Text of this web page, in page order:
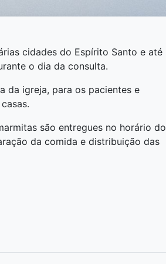
cidades do Espírito Santo e até
o dia da consulta.
da igreja, para os pacientes e
são entregues no horário do
da comida e distribuição das